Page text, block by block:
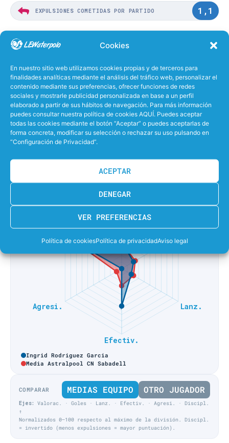
Cookies
En nuestro sitio web utilizamos cookies propias y de terceros para
finalidades analíticas mediante el análisis del tráfico web, personalizar el
contenido mediante sus preferencias, ofrecer funciones de redes
sociales y mostrarle publicidad personalizada en base a un perfil
elaborado a partir de sus hábitos de navegación. Para más información
puedes consultar nuestra política de cookies AQUÍ. Puedes aceptar
todas las cookies mediante el botón “Aceptar” o puedes aceptarlas de
forma concreta, modificar su selección o rechazar su uso pulsando en
“Configuración de Privacidad”.
ACEPTAR
DENEGAR
VER PREFERENCIAS
Política de cookiesPolítica de privacidadAviso legal
EXPULSIONES COMETIDAS POR PARTIDO 1,1
PENALTIS PROVOCADOS
EFECTIVIDAD LANZANDO
EFECTIVIDAD LANZANDO PENALTIS
EFECTIVIDAD EN SUPERIORIDAD 0%
EFECTIVIDAD EN IGUALDAD
Ingrid Rodriguez Garcia
Media Astralpool CN Sabadell
COMPARAR MEDIAS EQUIPO OTRO JUGADOR
Ejes:
Valorac. · Goles · Lanz. · Efectiv. · Agresi. · Discipl.
↑
Normalizados 0–100 respecto al máximo de la división. Discipl.
= invertido (menos expulsiones = mayor puntuación).